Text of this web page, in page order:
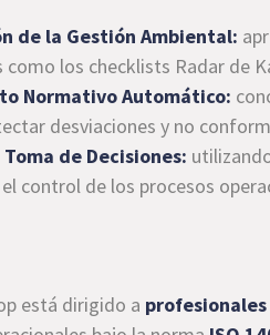
de la Gestión Ambiental:
como los checklists Radar de
Normativo Automático:
desviaciones y no
de Decisiones:
control de los procesos
está dirigido a